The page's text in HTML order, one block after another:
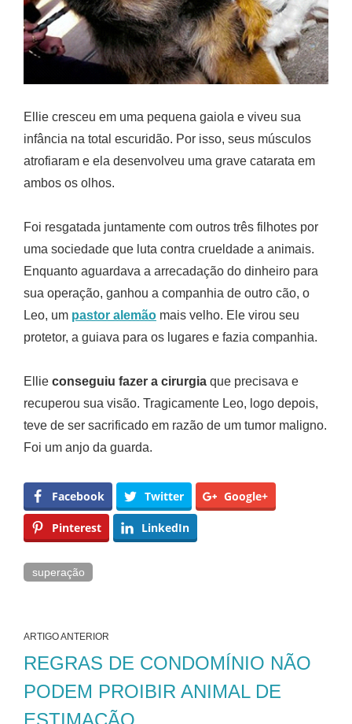
Ellie cresceu em uma pequena gaiola e viveu sua
infância na total escuridão. Por isso, seus músculos
atrofiaram e ela desenvolveu uma grave catarata em
ambos os olhos.
Foi resgatada juntamente com outros três filhotes por
uma sociedade que luta contra crueldade a animais.
Enquanto aguardava a arrecadação do dinheiro para
sua operação, ganhou a companhia de outro cão, o
Leo, um pastor alemão mais velho. Ele virou seu
protetor, a guiava para os lugares e fazia companhia.
Ellie conseguiu fazer a cirurgia que precisava e
recuperou sua visão. Tragicamente Leo, logo depois,
teve de ser sacrificado em razão de um tumor maligno.
Foi um anjo da guarda.
Facebook Twitter Google+
Pinterest LinkedIn
superação
ARTIGO ANTERIOR
REGRAS DE CONDOMÍNIO NÃO
PODEM PROIBIR ANIMAL DE
ESTIMAÇÃO